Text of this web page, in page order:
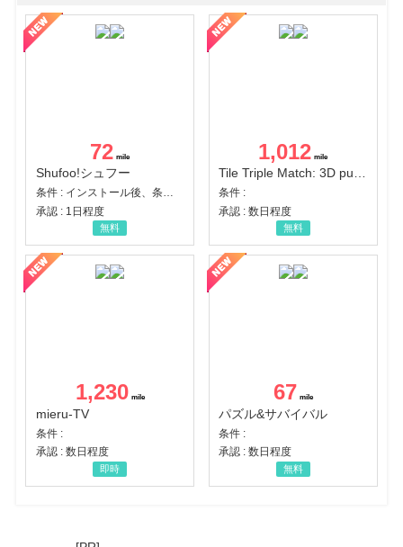
72
Shufoo!シュフー
条件 : インストール後、条件達成
承認 : 1日程度
無料
1,012
Tile Triple Match: 3D puzzle
条件 :
承認 : 数日程度
無料
1,230
mieru-TV
条件 :
承認 : 数日程度
即時
67
パズル&サバイバル
条件 :
承認 : 数日程度
無料